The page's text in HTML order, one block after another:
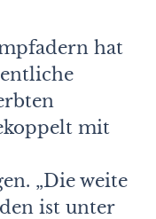
hat
mit
„Die weite
ist unter